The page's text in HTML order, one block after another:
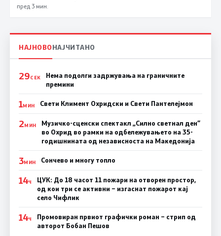
пред 3 мин.
НАЈНОВОНАЈЧИТАНО
29СЕК
Нема подолги задржувања на граничните
премини
1МИН Свети Климент Охридски и Свети Пантелејмон
2МИН
Музичко-сценски спектакл „Силно светнал ден“
во Охрид во рамки на одбележувањето на 35-
годишнината од независноста на Македонија
3МИН Сончево и многу топло
14Ч
ЦУК: До 18 часот 11 пожари на отворен простор,
од кои три се активни – изгаснат пожарот кај
село Чифлик
14Ч
Промовиран првиот графички роман – стрип од
авторот Бобан Пешов